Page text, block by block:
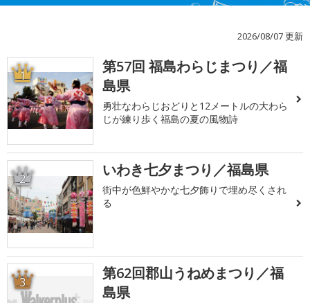
2026/08/07 更新
1
第57回 福島わらじまつり／福
島県
勇壮なわらじおどりと12メートルの大わら
じが練り歩く福島の夏の風物詩
2 いわき七夕まつり／福島県
街中が色鮮やかな七夕飾りで埋め尽くされ
る
3
第62回郡山うねめまつり／福
島県